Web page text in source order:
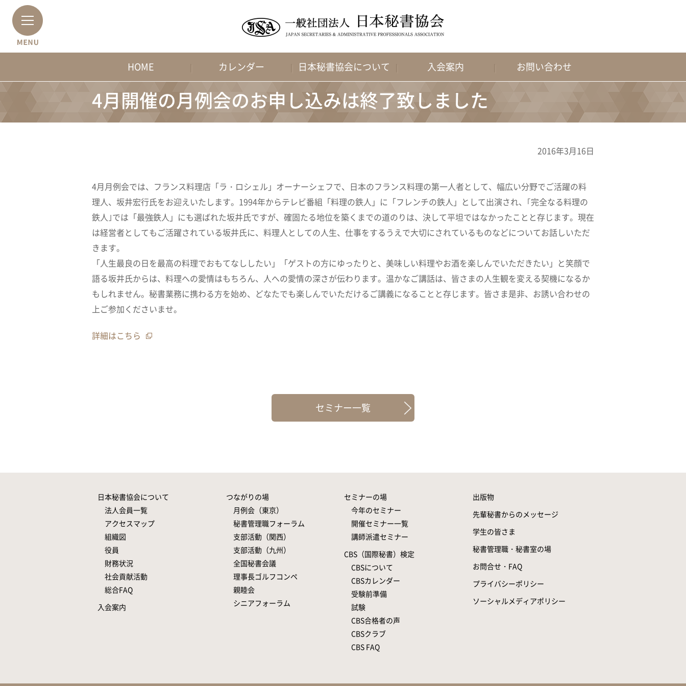
HOME カレンダー 日本秘書協会について 入会案内 お問い合わせ
4月開催の月例会のお申し込みは終了致しました
2016年3月16日
4月月例会では、フランス料理店「ラ・ロシェル」オーナーシェフで、日本のフランス料理の第一人者として、幅広い分野でご活躍の料
理人、坂井宏行氏をお迎えいたします。1994年からテレビ番組「料理の鉄人」に「フレンチの鉄人」として出演され、｢完全なる料理の
鉄人｣では「最強鉄人」にも選ばれた坂井氏ですが、確固たる地位を築くまでの道のりは、決して平坦ではなかったことと存じます。現在
は経営者としてもご活躍されている坂井氏に、料理人としての人生、仕事をするうえで大切にされているものなどについてお話しいただ
きます。
「人生最良の日を最高の料理でおもてなししたい」「ゲストの方にゆったりと、美味しい料理やお酒を楽しんでいただきたい」と笑顔で
語る坂井氏からは、料理への愛情はもちろん、人への愛情の深さが伝わります。温かなご講話は、皆さまの人生観を変える契機になるか
もしれません。秘書業務に携わる方を始め、どなたでも楽しんでいただけるご講義になることと存じます。皆さま是非、お誘い合わせの
上ご参加くださいませ。
詳細はこちら
セミナー一覧
日本秘書協会について
法人会員一覧
アクセスマップ
組織図
役員
財務状況
社会貢献活動
総合FAQ
入会案内
つながりの場
月例会（東京）
秘書管理職フォーラム
支部活動（関西）
支部活動（九州）
全国秘書会議
理事長ゴルフコンペ
親睦会
シニアフォーラム
セミナーの場
今年のセミナー
開催セミナー一覧
講師派遣セミナー
CBS（国際秘書）検定
CBSについて
CBSカレンダー
受験前準備
試験
CBS合格者の声
CBSクラブ
CBS FAQ
出版物
先輩秘書からのメッセージ
学生の皆さま
秘書管理職・秘書室の場
お問合せ・FAQ
プライバシーポリシー
ソーシャルメディアポリシー